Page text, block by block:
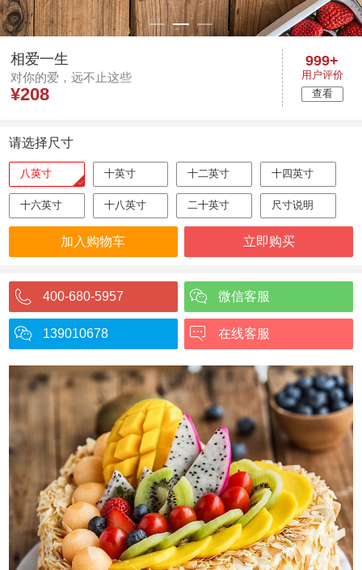
相爱一生
对你的爱，远不止这些
¥208
999+
用户评价
查看
请选择尺寸
八英寸 十英寸 十二英寸 十四英寸
十六英寸 十八英寸 二十英寸 尺寸说明
加入购物车 立即购买
微信客服
400-680-5957
在线客服
139010678